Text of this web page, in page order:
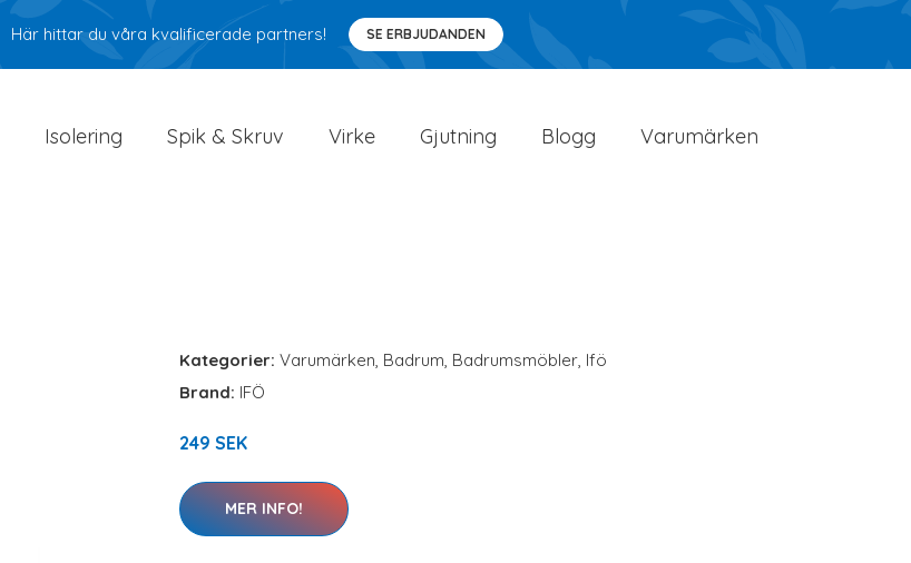
Här hittar du våra kvalificerade partners! SE ERBJUDANDEN
Isolering Spik & Skruv Virke Gjutning Blogg Varumärken
Kategorier: Varumärken, Badrum, Badrumsmöbler, Ifö
Brand: IFÖ
249 SEK
MER INFO!